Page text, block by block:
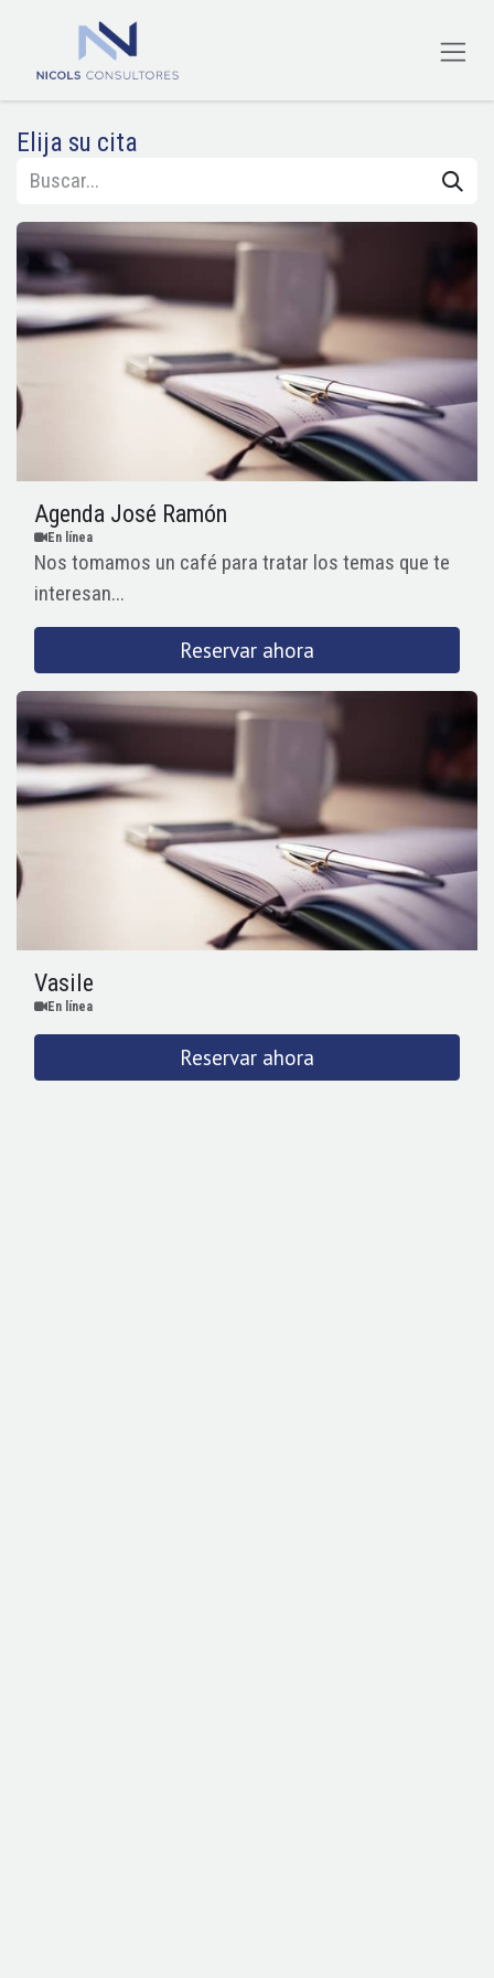
Ir al contenido
Elija su cita
Agenda José Ramón
En línea
Nos tomamos un café para tratar los temas que te
interesan...
Reservar ahora
Vasile
En línea
Reservar ahora